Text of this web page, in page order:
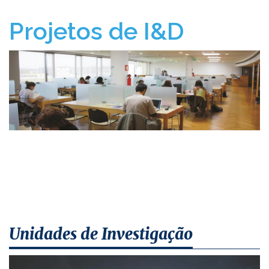
Projetos de I&D
Unidades de Investigação